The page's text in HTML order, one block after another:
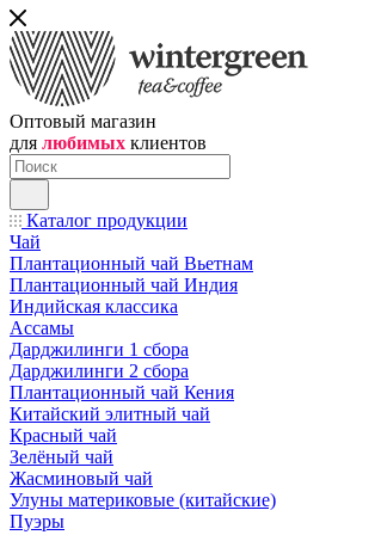
Оптовый магазин
для любимых клиентов
Каталог продукции
Чай
Плантационный чай Вьетнам
Плантационный чай Индия
Индийская классика
Ассамы
Дарджилинги 1 сбора
Дарджилинги 2 сбора
Плантационный чай Кения
Китайский элитный чай
Красный чай
Зелёный чай
Жасминовый чай
Улуны материковые (китайские)
Пуэры